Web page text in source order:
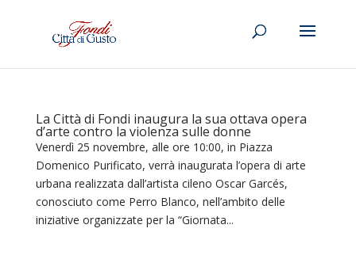
La Città di Fondi inaugura la sua ottava opera
d’arte contro la violenza sulle donne
Venerdì 25 novembre, alle ore 10:00, in Piazza
Domenico Purificato, verrà inaugurata l’opera di arte
urbana realizzata dall’artista cileno Oscar Garcés,
conosciuto come Perro Blanco, nell’ambito delle
iniziative organizzate per la “Giornata...